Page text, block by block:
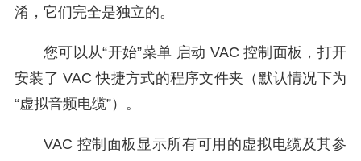
淆，它们完全是独立的。
您可以从“开始”菜单 启动 VAC 控制面板，打开
安装了 VAC 快捷方式的程序文件夹（默认情况下为
“虚拟音频电缆”）。
VAC 控制面板显示所有可用的虚拟电缆及其参